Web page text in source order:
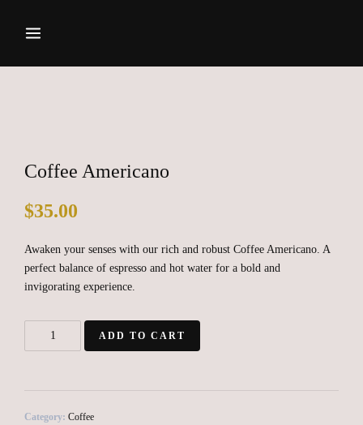
Coffee Americano
$35.00
Awaken your senses with our rich and robust Coffee Americano. A
perfect balance of espresso and hot water for a bold and
invigorating experience.
ADD TO CART
Category: Coffee